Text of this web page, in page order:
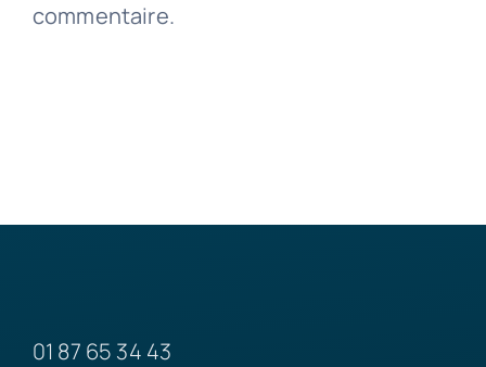
commentaire.
01 87 65 34 43